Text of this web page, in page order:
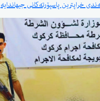
خراپترین پاسپۆرتەکانی جیهاندایە